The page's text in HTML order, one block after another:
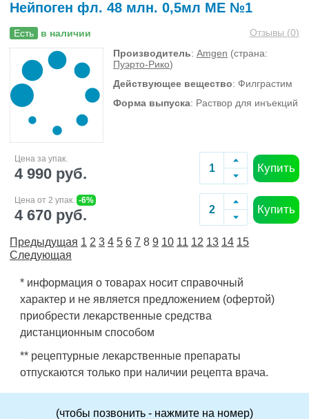
Нейпоген фл. 48 млн. 0,5мл МЕ №1
Есть в наличии Отзывы (0)
Производитель: Amgen (страна:
Пуэрто-Рико)
Действующее вещество: Филграстим
Форма выпуска: Раствор для инъекций
Цена за упак.
4 990 руб. Купить
Цена от 2 упак. -6%
4 670 руб. Купить
Предыдущая 1 2 3 4 5 6 7 8 9 10 11 12 13 14 15
Следующая
* информация о товарах носит справочный
характер и не является предложением (офертой)
приобрести лекарственные средства
дистанционным способом
** рецептурные лекарственные препараты
отпускаются только при наличии рецепта врача.
(чтобы позвонить - нажмите на номер)